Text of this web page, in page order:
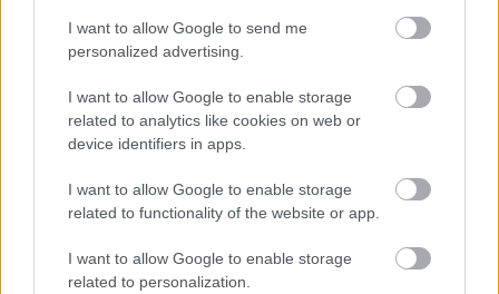
I want to allow Google to send me
personalized advertising.
I want to allow Google to enable storage
related to analytics like cookies on web or
device identifiers in apps.
I want to allow Google to enable storage
related to functionality of the website or app.
I want to allow Google to enable storage
related to personalization.
HATÁRTALANUL A FITOS DEZSŐ TÁRSULATTAL
A bejegyzés trackback címe:
https://kulturpart.hu/api/trackback/id/7931534
Kommentek:
A hozzászólások a vonatkozó jogszabályok